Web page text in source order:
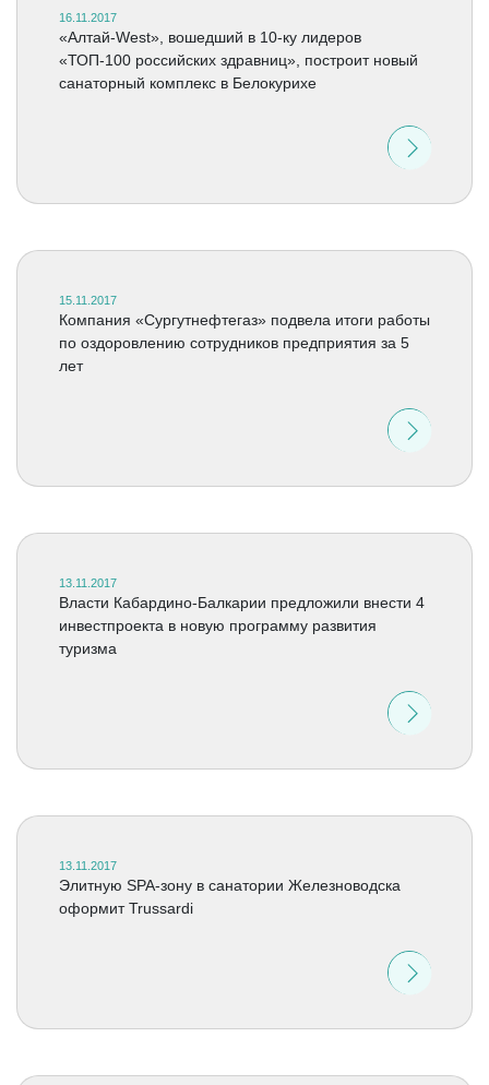
16.11.2017
«Алтай-West», вошедший в 10-ку лидеров
«ТОП-100 российских здравниц», построит новый
санаторный комплекс в Белокурихе
15.11.2017
Компания «Сургутнефтегаз» подвела итоги работы
по оздоровлению сотрудников предприятия за 5
лет
13.11.2017
Власти Кабардино-Балкарии предложили внести 4
инвестпроекта в новую программу развития
туризма
13.11.2017
Элитную SPA-зону в санатории Железноводска
оформит Trussardi